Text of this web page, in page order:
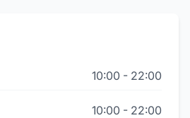
10:00 - 22:00
10:00 - 22:00